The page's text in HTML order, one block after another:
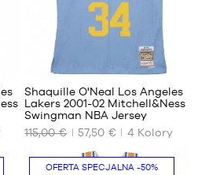
NASZE
DOSTĘPNE
ROZMIARY
Shaquille O'Neal Los Angeles
Lakers 2001-02 Mitchell&Ness
Swingman NBA Jersey
115,00 €
57,50 € 4Kolory
OFERTA SPECJALNA -50%